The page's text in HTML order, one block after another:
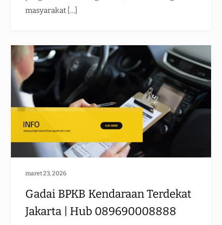
masyarakat […]
maret 23, 2026
Gadai BPKB Kendaraan Terdekat
Jakarta | Hub 089690008888